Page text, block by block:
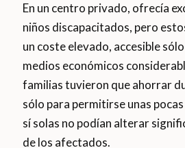
En un centro privado, ofrecía
niños discapacitados, pero
un coste elevado, accesible
medios económicos
familias tuvieron que ahorrar
sólo para permitirse unas
sí solas no podían alterar
de los afectados.